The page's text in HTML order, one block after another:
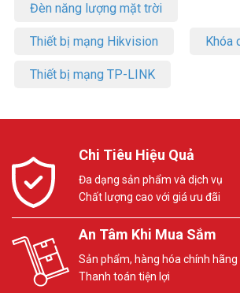
Đèn năng lượng mặt trời
Thiết bị mạng Hikvision Khóa
Thiết bị mạng TP-LINK
Chi Tiêu Hiệu Quả
Đa dạng sản phẩm và dịch vụ
Chất lượng cao với giá ưu đãi
An Tâm Khi Mua Sắm
Sản phẩm, hàng hóa chính hãng
Thanh toán tiện lợi